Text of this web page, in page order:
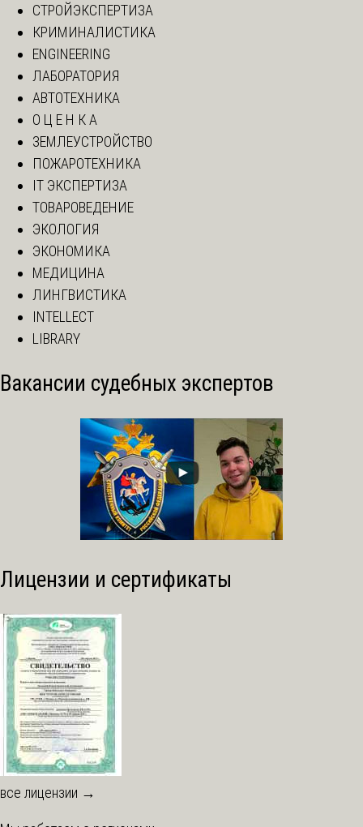
СТРОЙЭКСПЕРТИЗА
КРИМИНАЛИСТИКА
ENGINEERING
ЛАБОРАТОРИЯ
АВТОТЕХНИКА
О Ц Е Н К А
ЗЕМЛЕУСТРОЙСТВО
ПОЖАРОТЕХНИКА
IT ЭКСПЕРТИЗА
ТОВАРОВЕДЕНИЕ
ЭКОЛОГИЯ
ЭКОНОМИКА
МЕДИЦИНА
ЛИНГВИСТИКА
INTELLECT
LIBRARY
Вакансии судебных экспертов
Лицензии и сертификаты
все лицензии →